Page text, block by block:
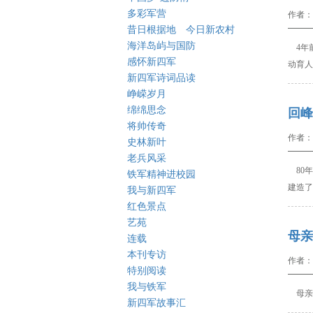
多彩军营
昔日根据地 今日新农村
海洋岛屿与国防
感怀新四军
新四军诗词品读
峥嵘岁月
绵绵思念
将帅传奇
史林新叶
老兵风采
铁军精神进校园
我与新四军
红色景点
艺苑
连载
本刊专访
特别阅读
我与铁军
新四军故事汇
作者
4年
动育
回
作者
80年
建造
母
作者
母亲